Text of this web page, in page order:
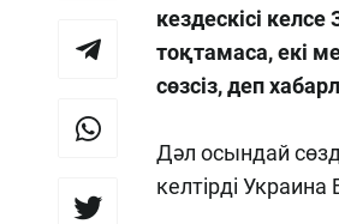
кездескісі
тоқтамаса, екі
сөзсіз, деп
Дәл осындай
келтірді